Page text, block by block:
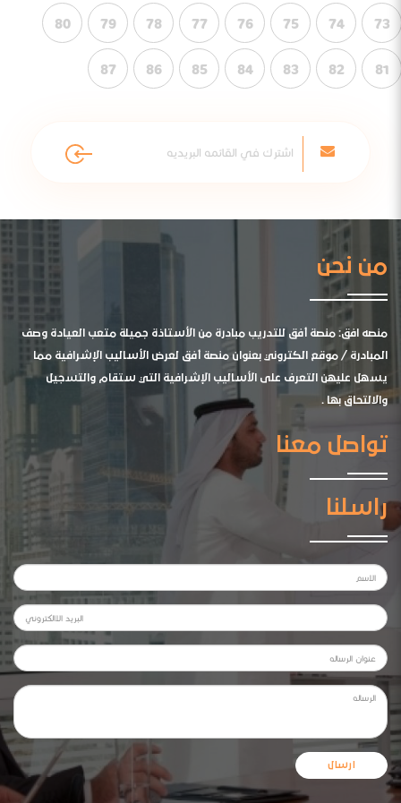
73
74
75
76
77
78
79
80
81
82
83
84
85
86
87
من نحن
منصه افق: منصة أفق للتدريب مبادرة من الأستاذة جميلة متعب العيادة وصف
المبادرة / موقع الكتروني بعنوان منصة أفق لعرض الأساليب الإشرافية مما
يسهل عليهن التعرف على الأساليب الإشرافية التي ستقام والتسجيل
والالتحاق بها .
تواصل معنا
راسلنا
ارسال